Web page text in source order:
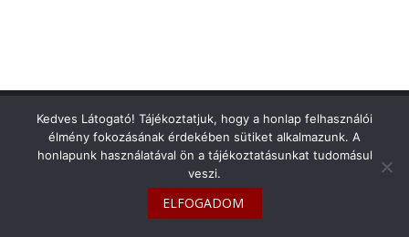
Copyright © 2026Toyota Klub Magyarország
Kedves Látogató! Tájékoztatjuk, hogy a honlap felhasználói
élmény fokozásának érdekében sütiket alkalmazunk. A
honlapunk használatával ön a tájékoztatásunkat tudomásul
veszi.
ELFOGADOM